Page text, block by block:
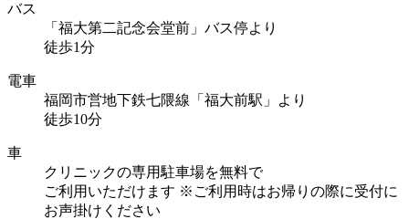
バス
「福大第二記念会堂前」バス停より
徒歩1分
電車
福岡市営地下鉄七隈線「福大前駅」より
徒歩10分
車
クリニックの専用駐車場を無料で
ご利用いただけます ※ご利用時はお帰りの際に受付に
お声掛けください